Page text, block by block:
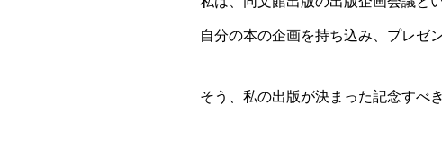
自分の本の企画を持ち込み、プレゼ
そう、私の出版が決まった記念すべ